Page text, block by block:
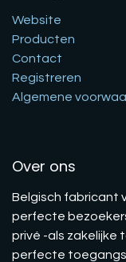
Website
Producten
Contact
Registreren
Algemene
Over ons
Belgisch fabricant
perfecte
privé -als zakelijke
perfecte